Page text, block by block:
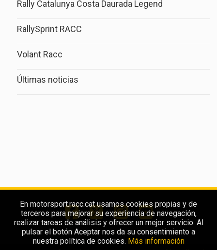
Rally Catalunya Costa Daurada Legend
RallySprint RACC
Volant Racc
Últimas noticias
En motorsport.racc.cat usamos cookies propias y de
terceros para mejorar su experiencia de navegación,
realizar tareas de análisis y ofrecer un mejor servicio. Al
pulsar el botón Aceptar nos da su consentimiento a
nuestra política de cookies. Más información